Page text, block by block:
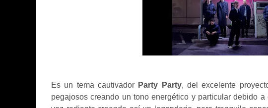
Es un tema cautivador Party Party, del excelente
pegajosos creando un tono energético y particular debido